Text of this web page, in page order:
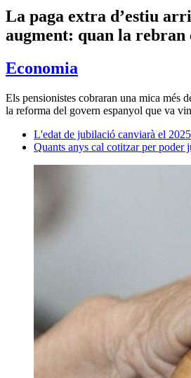
La paga extra d’estiu
augment: quan la rebran
Economia
Els pensionistes cobraran una mica més
la reforma del govern espanyol que va
L'edat de jubilació canviarà el 2025
Quants anys cal cotitzar per poder